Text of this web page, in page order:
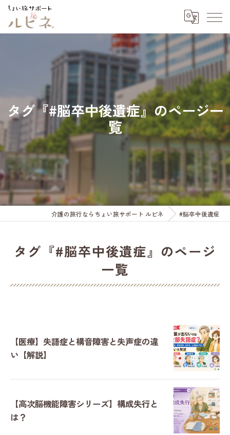
タグ『#脳卒中後遺症』のページ一
覧
介護の旅行ならちょい旅サポート ルピネ #脳卒中後遺症
タグ『#脳卒中後遺症』のページ
一覧
【医療】失語症と構音障害と失声症の違
い【解説】
【高次脳機能障害シリーズ】構成失行と
は？